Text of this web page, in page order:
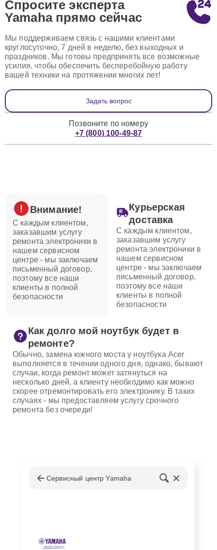
Спросите эксперта
Yamaha прямо сейчас
Мы поддерживаем связь с нашими клиентами
круглосуточно, 7 дней в неделю, без выходных и
праздников. Мы готовы предпринять все возможные
усилия, чтобы обеспечить бесперебойную работу
вашей техники на протяжении многих лет!
Задать вопрос
Позвоните по номеру
+7 (800) 100-49-87
Внимание!
С каждым клиентом,
заказавшим услугу
ремонта электроники в
нашем сервисном
центре - мы заключаем
письменный договор,
поэтому все наши
клиенты в полной
безопасности
Курьерская
доставка
С каждым клиентом,
заказавшим услугу
ремонта электроники в
нашем сервисном
центре - мы заключаем
письменный договор,
поэтому все наши
клиенты в полной
безопасности
Как долго мой ноутбук будет в
ремонте?
Обычно, замена южного моста у ноутбука Acer
выполняется в течении одного дня, однако, бывают
случаи, когда ремонт может затянуться на
несколько дней, а клиенту необходимо как можно
скорее отремонтировать его электронику. В таких
случаях - мы предоставляем услугу срочного
ремонта без очереди!
Сервисный центр Yamaha